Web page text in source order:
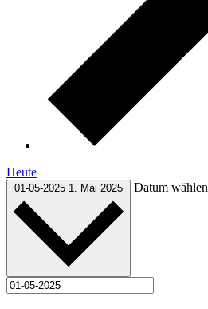
Heute
01-05-2025 1. Mai 2025 Datum